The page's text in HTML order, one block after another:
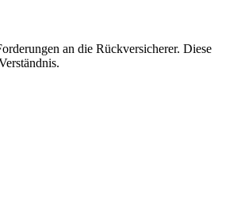
an die Rückversicherer. Diese